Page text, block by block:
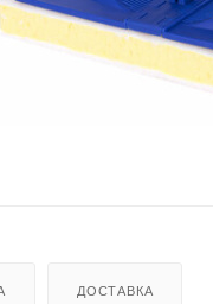
ДОСТАВКА